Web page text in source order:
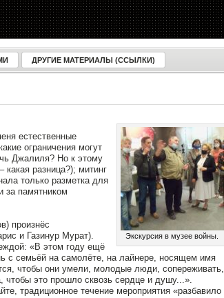
ДРУГИЕ МАТЕРИАЛЫ (ССЫЛКИ)
Экскурсия в музее войны.
естественные
ограничения могут
Джалиля? Но к этому
разница?); митинг
только разметка для
за памятником
произнёс
и Газинур Мурат).
«В этом году ещë
с семьëй на самолëте, на лайнере, носящем имя
чтобы они умели, молодые люди, сопереживать,
чтобы это прошло сквозь сердце и душу...».
традиционное течение мероприятия «разбавило